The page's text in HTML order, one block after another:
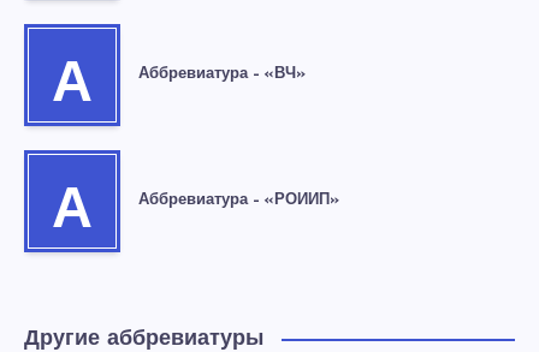
А Аббревиатура – «ВЧ»
А Аббревиатура – «РОИИП»
Другие аббревиатуры